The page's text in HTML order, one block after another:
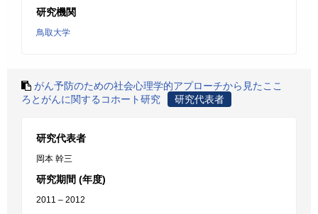
研究機関
鳥取大学
がん予防のための社会心理学的アプローチから見たここ
ろとがんに関するコホート研究
研究代表者
研究代表者
岡本 幹三
研究期間 (年度)
2011 – 2012